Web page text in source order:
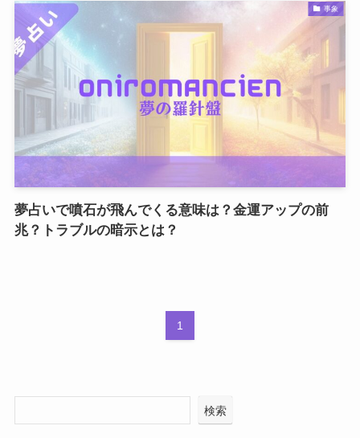
事象
夢占いで噴石が飛んでくる意味は？金運アップの前
兆？トラブルの暗示とは？
1
検索